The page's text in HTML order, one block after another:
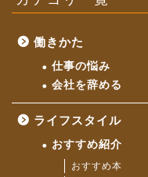
働きかた
仕事の悩み
会社を辞める
ライフスタイル
おすすめ紹介
おすすめ本